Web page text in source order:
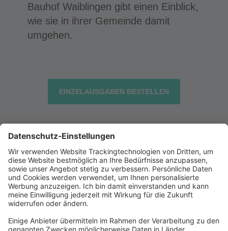
Bauhof Waiblingen gibt einen Einblick,
wie sie in ihrer Gemeinde damit
umgehen.
EINZELAUSGABEN BESTELLEN